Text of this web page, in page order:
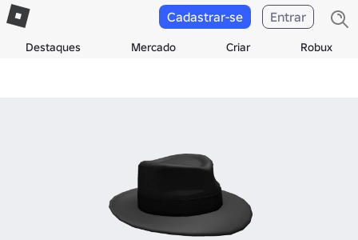
Destaques Mercado Criar Robux
Cadastrar-se Entrar